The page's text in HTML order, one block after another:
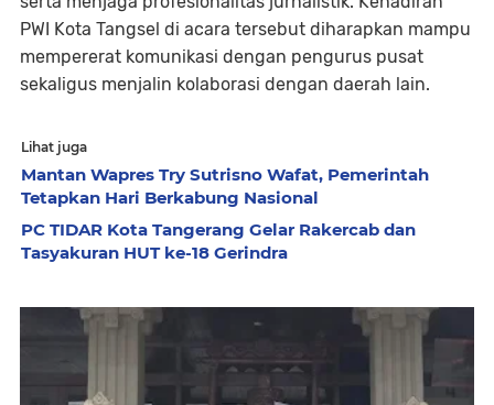
PWI Kota Tangsel di acara tersebut diharapkan mampu
mempererat komunikasi dengan pengurus pusat
sekaligus menjalin kolaborasi dengan daerah lain.
Lihat juga
Mantan Wapres Try Sutrisno Wafat, Pemerintah
Tetapkan Hari Berkabung Nasional
PC TIDAR Kota Tangerang Gelar Rakercab dan
Tasyakuran HUT ke-18 Gerindra